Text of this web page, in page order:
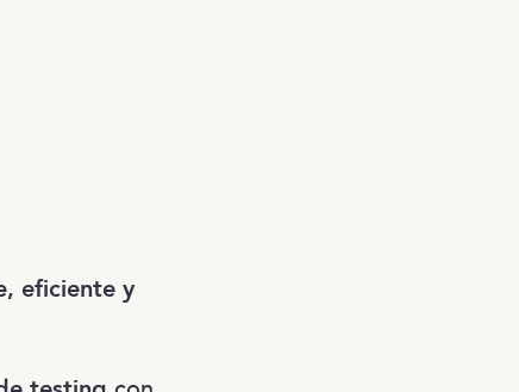
eficiente y